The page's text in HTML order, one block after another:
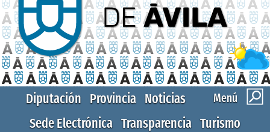
Menú
Diputación Provincia Noticias
Sede Electrónica Transparencia Turismo